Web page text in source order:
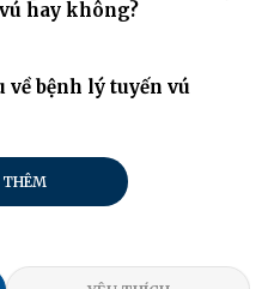
hay không?
về bệnh lý tuyến vú